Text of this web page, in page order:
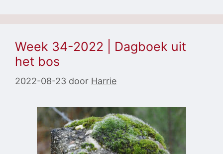
Week 34-2022 | Dagboek uit
het bos
2022-08-23 door Harrie